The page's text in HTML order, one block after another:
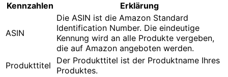
Kennzahlen Erklärung
ASIN
Die ASIN ist die Amazon Standard
Identification Number. Die eindeutige
Kennung wird an alle Produkte vergeben,
die auf Amazon angeboten werden.
Produkttitel
Der Produkttitel ist der Produktname Ihres
Produktes.